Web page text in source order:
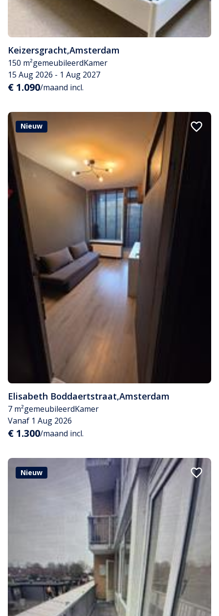
Keizersgracht,Amsterdam
150 m²gemeubileerdKamer
15 Aug 2026 - 1 Aug 2027
€ 1.090/maand incl.
Nieuw
Elisabeth Boddaertstraat,Amsterdam
7 m²gemeubileerdKamer
Vanaf 1 Aug 2026
€ 1.300/maand incl.
Nieuw